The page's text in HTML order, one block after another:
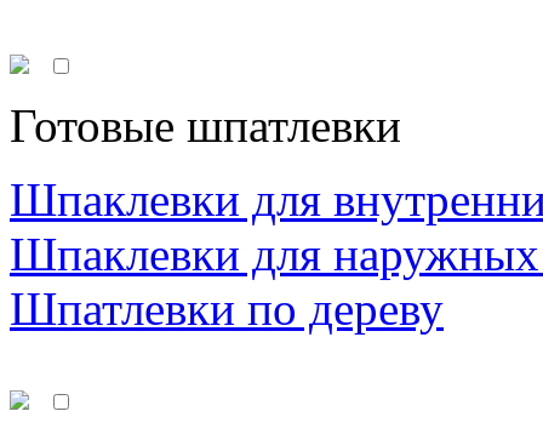
Готовые шпатлевки
Шпаклевки для
Шпаклевки для наружных
Шпатлевки по дереву